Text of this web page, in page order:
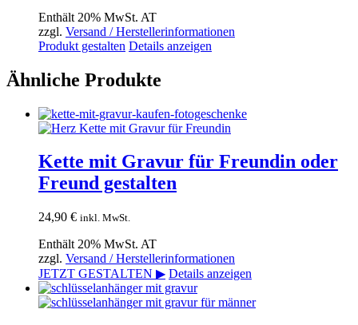
Enthält 20% MwSt. AT
zzgl. Versand / Herstellerinformationen
Produkt gestalten Details anzeigen
Ähnliche Produkte
Kette mit Gravur für Freundin oder
Freund gestalten
24,90 € inkl. MwSt.
Enthält 20% MwSt. AT
zzgl. Versand / Herstellerinformationen
JETZT GESTALTEN ▶ Details anzeigen